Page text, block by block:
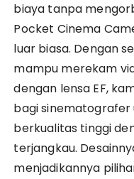
biaya tanpa
Pocket Cinema
luar biasa. Dengan
mampu merekam
dengan lensa EF,
bagi
berkualitas tinggi
terjangkau.
menjadikannya